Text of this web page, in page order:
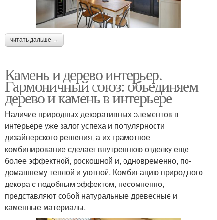
читать дальше →
Камень и дерево интерьер.
Гармоничный союз: объединяем
дерево и камень в интерьере
Наличие природных декоративных элементов в
интерьере уже залог успеха и популярности
дизайнерского решения, а их грамотное
комбинирование сделает внутреннюю отделку еще
более эффектной, роскошной и, одновременно, по-
домашнему теплой и уютной. Комбинацию природного
декора с подобным эффектом, несомненно,
представляют собой натуральные древесные и
каменные материалы.